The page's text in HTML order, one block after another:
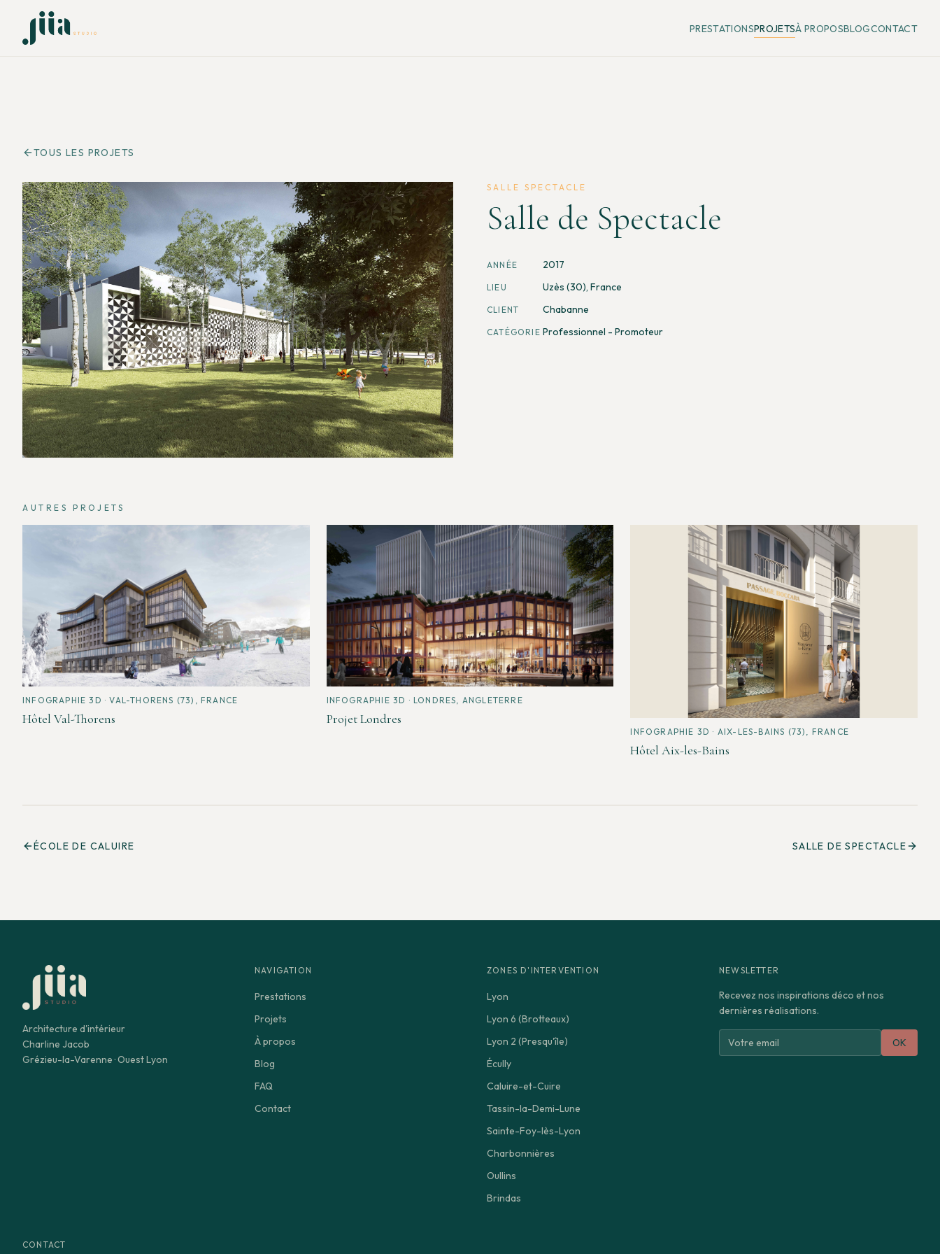
PRESTATIONSPROJETSÀ PROPOSBLOGCONTACT
TOUS LES PROJETS
SALLE SPECTACLE
Salle de Spectacle
ANNÉE 2017
LIEU Uzès (30), France
CLIENT Chabanne
CATÉGORIE Professionnel - Promoteur
AUTRES PROJETS
INFOGRAPHIE 3D · VAL-THORENS (73), FRANCE
Hôtel Val-Thorens
INFOGRAPHIE 3D · LONDRES, ANGLETERRE
Projet Londres
INFOGRAPHIE 3D · AIX-LES-BAINS (73), FRANCE
Hôtel Aix-les-Bains
ÉCOLE DE CALUIRE SALLE DE SPECTACLE
Architecture d'intérieur
Charline Jacob
Grézieu-la-Varenne · Ouest Lyon
NAVIGATION
Prestations
Projets
À propos
Blog
FAQ
Contact
ZONES D'INTERVENTION
Lyon
Lyon 6 (Brotteaux)
Lyon 2 (Presqu'île)
Écully
Caluire-et-Cuire
Tassin-la-Demi-Lune
Sainte-Foy-lès-Lyon
Charbonnières
Oullins
Brindas
NEWSLETTER
Recevez nos inspirations déco et nos
dernières réalisations.
OK
CONTACT